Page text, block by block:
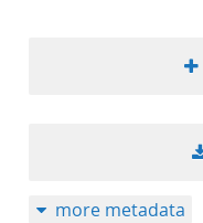
more metadata